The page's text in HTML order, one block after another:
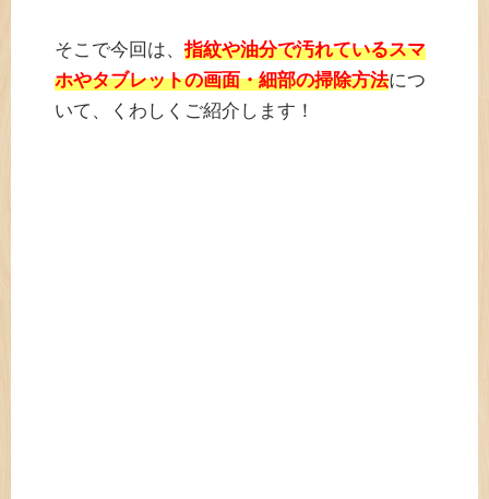
そこで今回は、 指紋や油分で汚れているスマ
ホやタブレットの画面・細部の掃除方法につ
いて、くわしくご紹介します！